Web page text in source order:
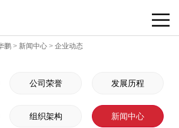
鹏 > 新闻中心 > 企业动态
公司荣誉 发展历程
组织架构 新闻中心